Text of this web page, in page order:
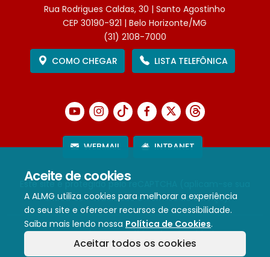
Aceite de cookies
A ALMG utiliza cookies para melhorar a experiência
do seu site e oferecer recursos de acessibilidade.
Saiba mais lendo nossa Política de Cookies.
Aceitar todos os cookies
Rua Rodrigues Caldas, 30 | Santo Agostinho
CEP 30190-921 | Belo Horizonte/MG
(31) 2108-7000
COMO CHEGAR
LISTA TELEFÔNICA
WEBMAIL INTRANET
Este site é protegido pelo reCAPTCHA (aplicam-se sua
Política de PrivacidadeeTermos de Serviço).
Termos de Uso e Política de Privacidade
Política de cookies